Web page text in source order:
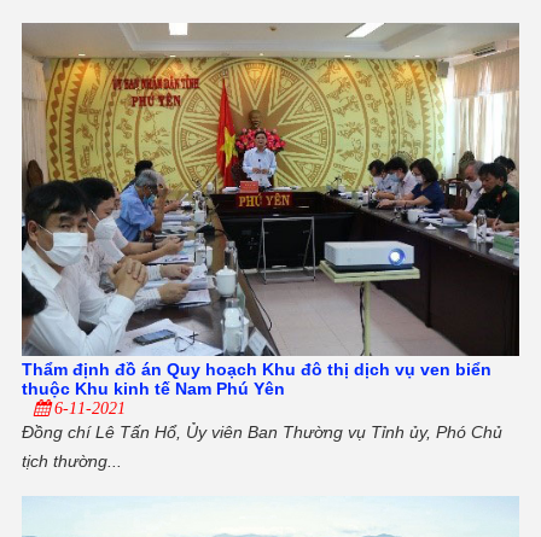
Thẩm định đồ án Quy hoạch Khu đô thị dịch vụ ven biển
thuộc Khu kinh tế Nam Phú Yên
6-11-2021
Đồng chí Lê Tấn Hổ, Ủy viên Ban Thường vụ Tỉnh ủy, Phó Chủ
tịch thường...